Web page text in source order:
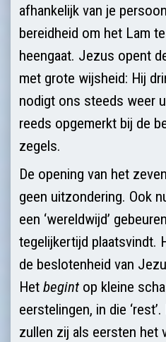
afhankelijk van je
bereidheid om het Lam
heengaat. Jezus opent
met grote wijsheid: Hij
nodigt ons steeds weer
reeds opgemerkt bij de
zegels.
De opening van het
geen uitzondering. Ook
een ‘wereldwijd’
tegelijkertijd plaatsvindt.
de beslotenheid van
Het begint op kleine
eerstelingen, in die
zullen zij als eersten het